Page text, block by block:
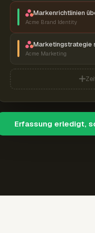
Markenrichtlinien
Acme Brand Identity
Marketingstrategie
Acme Marketing
Erfassung erledigt,